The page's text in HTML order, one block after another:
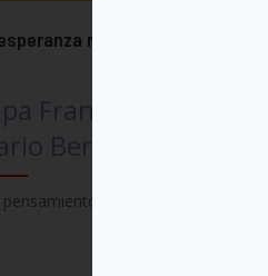
no defrauda nunca
del papa para el Jubileo